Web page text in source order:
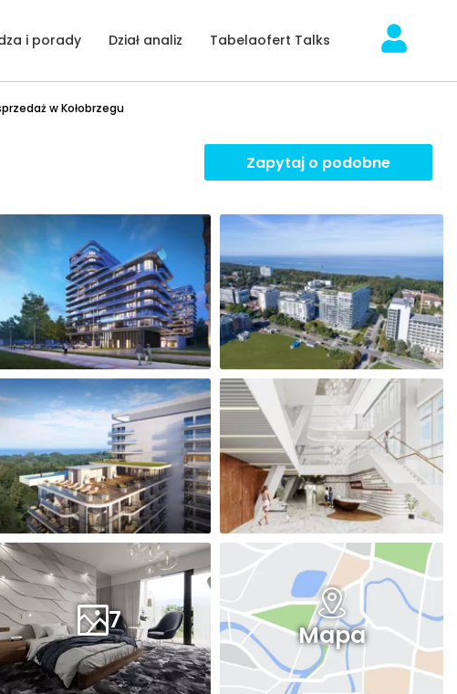
i porady Dział analiz Tabelaofert Talks
w Kołobrzegu
Zapytaj o podobne
7 Mapa